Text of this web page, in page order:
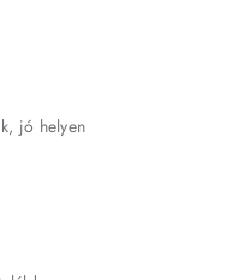
jó helyen